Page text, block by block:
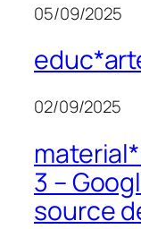
05/09/2025
02/09/2025
3 –
source